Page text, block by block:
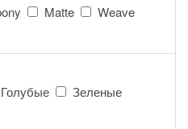
Matte
Weave
Голубые
Зеленые